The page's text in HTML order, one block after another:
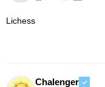
Lichess
Chalenger